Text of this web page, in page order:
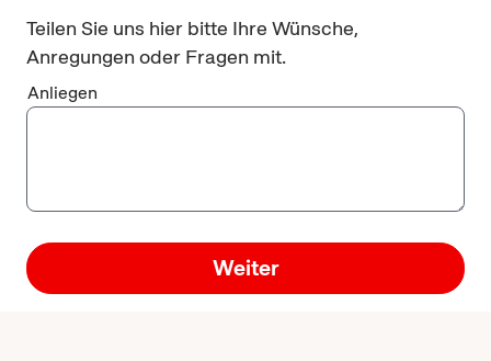
Teilen Sie uns hier bitte Ihre Wünsche,
Anregungen oder Fragen mit.
Anliegen
Weiter